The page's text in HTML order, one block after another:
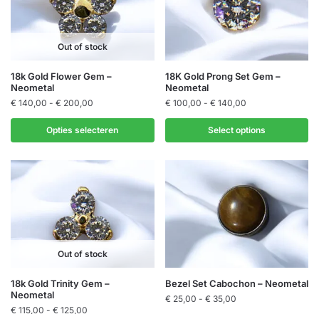
Out of stock
18k Gold Flower Gem –
Neometal
€ 140,00 - € 200,00
€ 140,00
tot
€ 200,00
Opties selecteren
Dit
product
heeft
meerdere
variaties.
Deze
optie
gekozen
productpagina
18K Gold Prong Set Gem –
Neometal
€ 100,00 - € 140,00Prijsklasse:
€ 100,00
tot
€ 140,00
Select options
Dit
product
heeft
meerdere
variaties.
Deze
optie
kan
gekozen
productpagina
Out of stock
18k Gold Trinity Gem –
Neometal
€ 115,00 - € 125,00
Dit
product
Bezel Set Cabochon – Neometal
€ 25,00 - € 35,00Prijsklasse:
Dit
product